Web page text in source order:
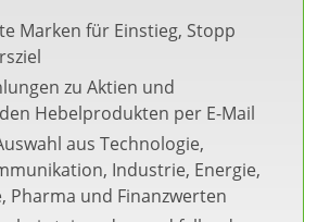
Marken für Einstieg, Stopp
zu Aktien und
Hebelprodukten per E-Mail
aus Technologie,
Industrie, Energie,
Pharma und Finanzwerten